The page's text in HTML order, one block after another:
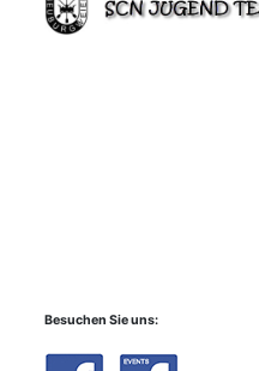
Besuchen Sie uns: